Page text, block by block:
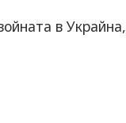
в Украйна,